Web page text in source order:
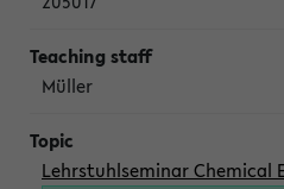
Müller
Lehrstuhlseminar Chemical